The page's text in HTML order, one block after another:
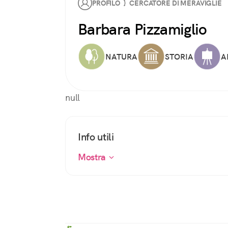
PROFILO } CERCATORE DI MERAVIGLIE
Barbara Pizzamiglio
NATURA STORIA
null
Info utili
Mostra